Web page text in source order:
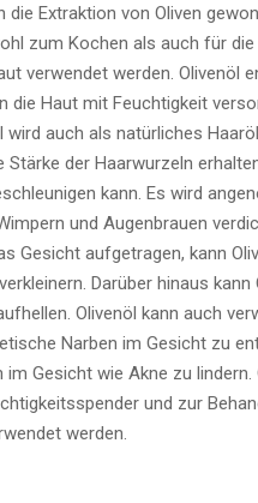
die Extraktion von Oliven
zum Kochen als auch für die
verwendet werden. Olivenöl
die Haut mit Feuchtigkeit
wird auch als natürliches Haaröl
Stärke der Haarwurzeln
kann. Es wird
und Augenbrauen
Gesicht aufgetragen, kann
Darüber hinaus kann
Olivenöl kann auch
Narben im Gesicht zu
im Gesicht wie Akne zu lindern.
und zur
werden.